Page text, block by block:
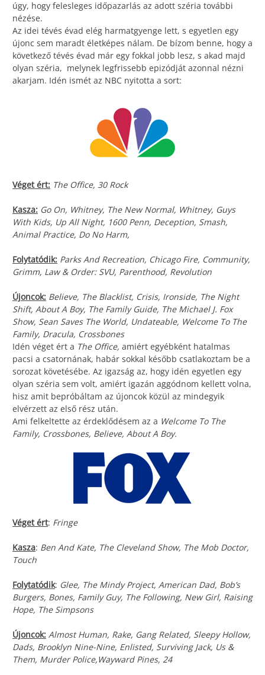
úgy, hogy felesleges időpazarlás az adott széria további
nézése.
Az idei tévés évad elég harmatgyenge lett, s egyetlen egy
újonc sem maradt életképes nálam. De bízom benne, hogy a
következő tévés évad már egy fokkal jobb lesz, s akad majd
olyan széria, melynek legfrissebb epizódját azonnal nézni
akarjam. Idén ismét az NBC nyitotta a sort:
Véget ért: The Office, 30 Rock
Kasza: Go On, Whitney, The New Normal, Whitney, Guys
With Kids, Up All Night, 1600 Penn, Deception, Smash,
Animal Practice, Do No Harm,
Folytatódik: Parks And Recreation, Chicago Fire, Community,
Grimm, Law & Order: SVU, Parenthood, Revolution
Újoncok: Believe, The Blacklist, Crisis, Ironside, The Night
Shift, About A Boy, The Family Guide, The Michael J. Fox
Show, Sean Saves The World, Undateable, Welcome To The
Family, Dracula, Crossbones
Idén véget ért a The Office, amiért egyébként hatalmas
pacsi a csatornának, habár sokkal később csatlakoztam be a
sorozat követésébe. Az igazság az, hogy idén egyetlen egy
olyan széria sem volt, amiért igazán aggódnom kellett volna,
hisz amit bepróbáltam az újoncok közül az mindegyik
elvérzett az első rész után.
Ami felkeltette az érdeklődésem az a Welcome To The
Family, Crossbones, Believe, About A Boy.
Véget ért: Fringe
Kasza: Ben And Kate, The Cleveland Show, The Mob Doctor,
Touch
Folytatódik: Glee, The Mindy Project, American Dad, Bob’s
Burgers, Bones, Family Guy, The Following, New Girl, Raising
Hope, The Simpsons
Újoncok: Almost Human, Rake, Gang Related, Sleepy Hollow,
Dads, Brooklyn Nine-Nine, Enlisted, Surviving Jack, Us &
Them, Murder Police,Wayward Pines, 24